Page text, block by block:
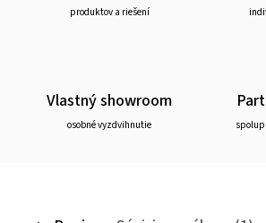
produktov a riešení
Vlastný showroom
osobné vyzdvihnutie